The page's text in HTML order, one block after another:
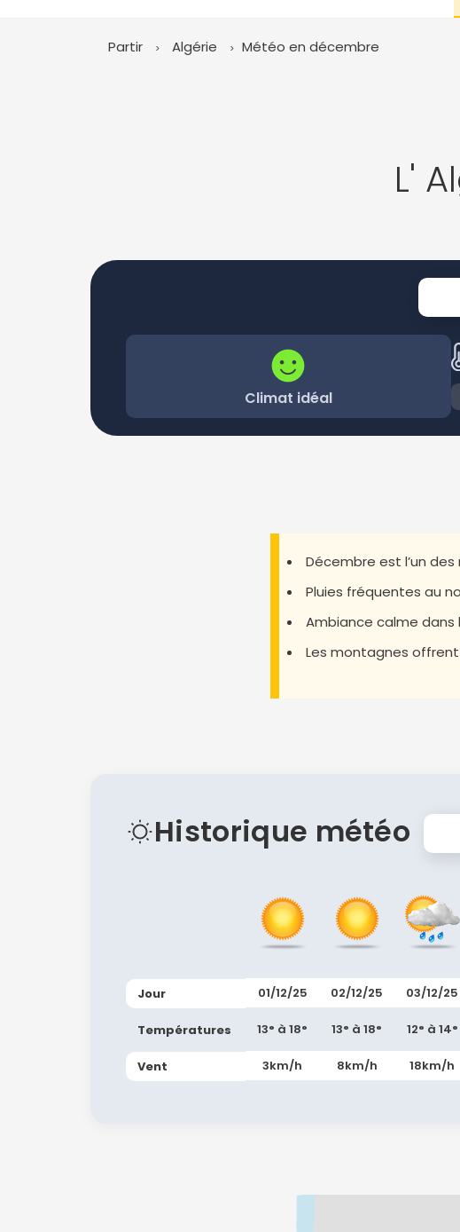
Partir Algérie Météo en décembre
L'
Climat idéal
Décembre est l’un
Pluies fréquentes au
Ambiance calme dans
Les montagnes
Historique météo
Jour
Températures
Vent
01/12/25
13° à 18°
3km/h
02/12/25
13° à 18°
8km/h
03/12/25
12° à 14°
18km/h